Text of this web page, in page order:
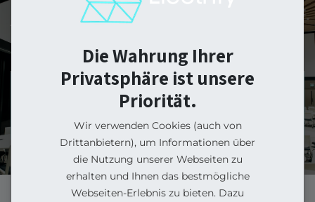
Auto Mattern Electrodays
Anmeldungen sind
Anmeldungen
Liebe Kolleginnen und Kollegen,
wir laden euch herzlich zu denElectroDays
Die Wahrung Ihrer
Privatsphäre ist unsere
Priorität.
Wir verwenden Cookies (auch von
Drittanbietern), um Informationen über
die Nutzung unserer Webseiten zu
erhalten und Ihnen das bestmögliche
Webseiten-Erlebnis zu bieten. Dazu